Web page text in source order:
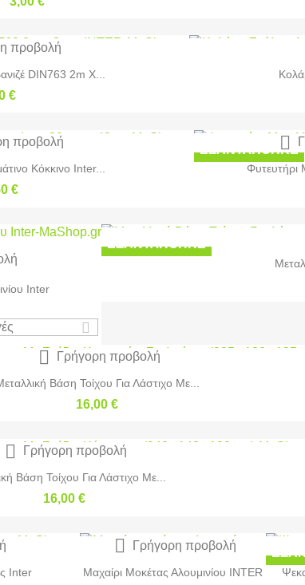
DIN763 2m X...
€
προβολή
Κόκκινο Inter...
€
προβολή
Φυτευτήρι
ΕΞΑΝΤΛΉΘΗΚΕ

Inter
ΕΞΑΝΤΛΉΘΗΚΕ
Βάση Τοίχου Για Λάστιχο Με...
16,00 €
 Γρήγορη προβολή
Βάση Τοίχου Για Λάστιχο Με...
16,00 €
 Γρήγορη προβολή
Inter Μαχαίρι Μοκέτας Αλουμινίου INTER
 Γρήγορη προβολή